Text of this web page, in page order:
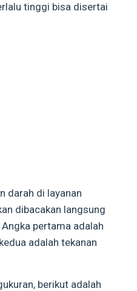
tinggi bisa disertai
darah di layanan
dibacakan langsung
pertama adalah
adalah tekanan
berikut adalah